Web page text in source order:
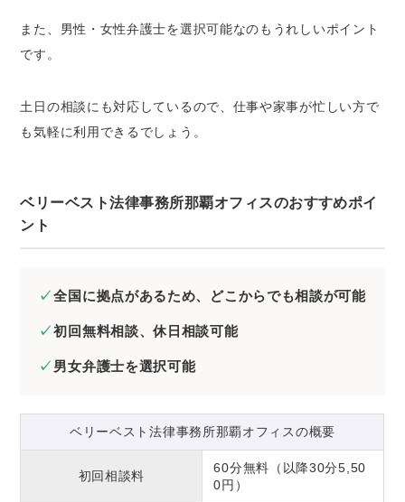
また、男性・女性弁護士を選択可能なのもうれしいポイント
です。
土日の相談にも対応しているので、仕事や家事が忙しい方で
も気軽に利用できるでしょう。
ベリーベスト法律事務所那覇オフィスのおすすめポイ
ント
全国に拠点があるため、どこからでも相談が可能
初回無料相談、休日相談可能
男女弁護士を選択可能
ベリーベスト法律事務所那覇オフィスの概要
初回相談料
60分無料（以降30分5,50
0円）